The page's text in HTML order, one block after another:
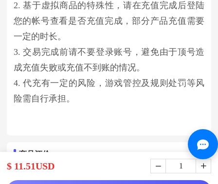
$ 11.51USD
2. 基于虚拟商品的特殊性，请在充值完成后登陆
您的帐号查看是否充值完成，部分产品充值需要
一定的时长。
3. 交易完成前请不要登录账号，避免由于顶号造
成充值失败或充值不到账的情况。
4. 代充有一定的风险，游戏管控及规则处罚等风
险需自行承担。
商品评价